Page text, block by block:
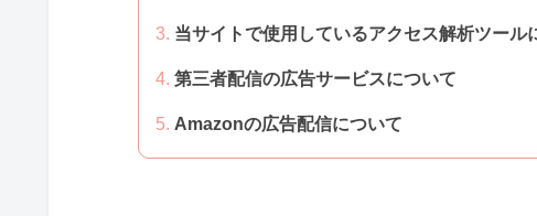
当サイトで使用しているアクセス解析ツール
第三者配信の広告サービスについて
Amazonの広告配信について